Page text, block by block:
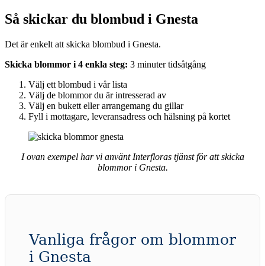
Så skickar du blombud i Gnesta
Det är enkelt att skicka blombud i Gnesta.
Skicka blommor i 4 enkla steg: 3 minuter tidsåtgång
Välj ett blombud i vår lista
Välj de blommor du är intresserad av
Välj en bukett eller arrangemang du gillar
Fyll i mottagare, leveransadress och hälsning på kortet
I ovan exempel har vi använt Interfloras tjänst för att skicka
blommor i Gnesta.
Vanliga frågor om blommor
i Gnesta